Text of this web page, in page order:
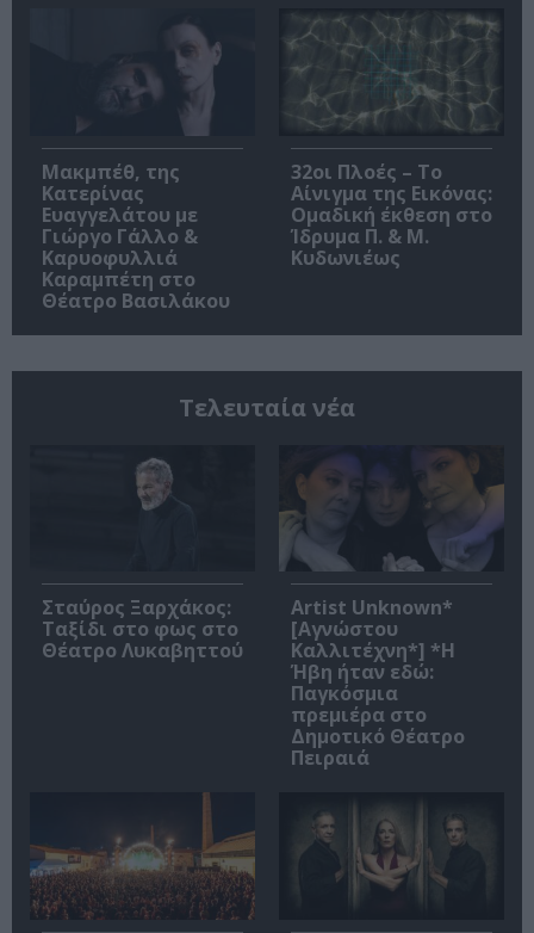
Μακμπέθ, της
Κατερίνας
Ευαγγελάτου με
Γιώργο Γάλλο &
Καρυοφυλλιά
Καραμπέτη στο
Θέατρο Βασιλάκου
32οι Πλοές – Το
Αίνιγμα της Εικόνας:
Ομαδική έκθεση στο
Ίδρυμα Π. & Μ.
Κυδωνιέως
Τελευταία νέα
Σταύρος Ξαρχάκος:
Ταξίδι στο φως στο
Θέατρο Λυκαβηττού
Artist Unknown*
[Αγνώστου
Καλλιτέχνη*] *Η
Ήβη ήταν εδώ:
Παγκόσμια
πρεμιέρα στο
Δημοτικό Θέατρο
Πειραιά